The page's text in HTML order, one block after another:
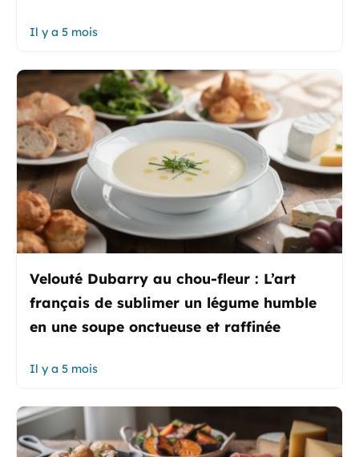
Il y a 5 mois
Velouté Dubarry au chou-fleur : L’art
français de sublimer un légume humble
en une soupe onctueuse et raffinée
Il y a 5 mois